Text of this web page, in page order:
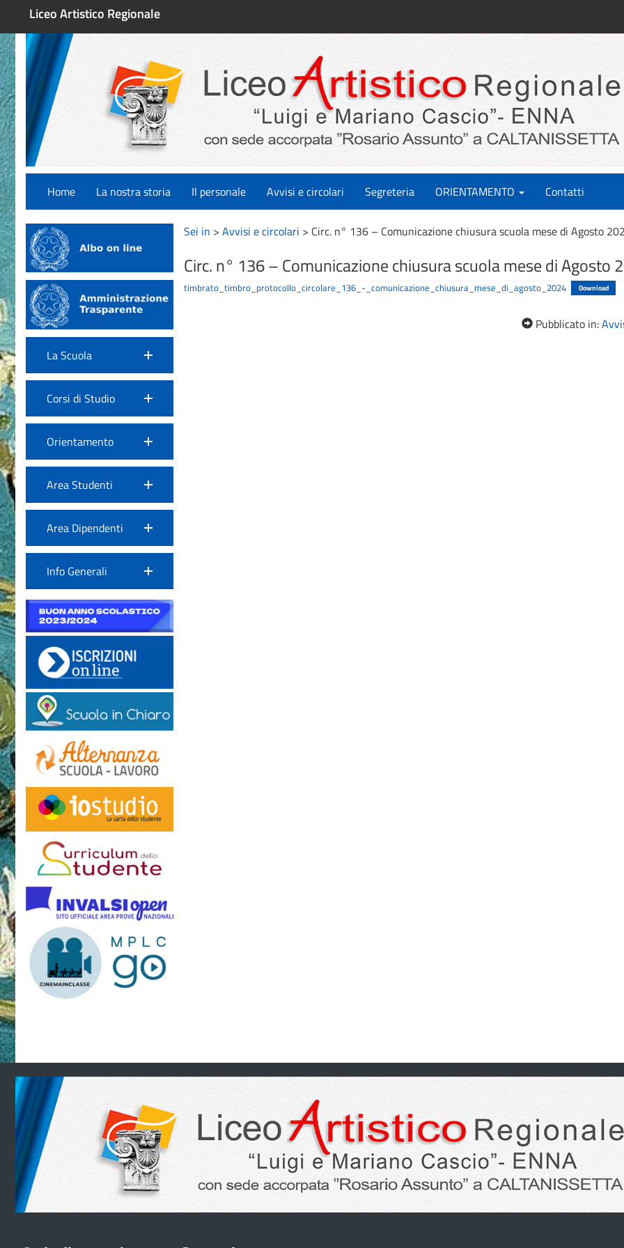
Liceo Artistico Regionale
Home La nostra storia Il personale Avvisi e circolari Segreteria ORIENTAMENTO Contatti
La Scuola
Corsi di Studio
Orientamento
Area Studenti
Area Dipendenti
Info Generali
Sei in > Avvisi e circolari > Circ. n° 136 – Comunicazione chiusura scuola mese di Agosto
Circ. n° 136 – Comunicazione chiusura scuola mese di Agosto
timbrato_timbro_protocollo_circolare_136_-_comunicazione_chiusura_mese_di_agosto_2024 Download
Pubblicato in: